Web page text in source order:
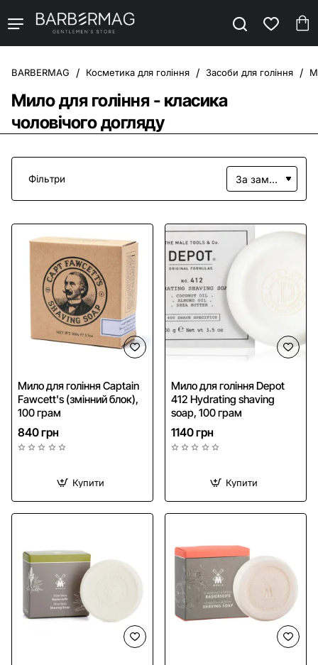
Мило для гоління - класика
чоловічого догляду
Косметика для гоління Засоби для гоління
Фільтри
Мило для гоління Captain
Fawcett's (змінний блок),
100 грам
840 грн
Купити
Мило для гоління Depot
412 Hydrating shaving
soap, 100 грам
1140 грн
Купити